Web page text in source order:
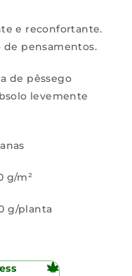
e reconfortante.
pensamentos.
de pêssego
levemente
g/m²
g/planta